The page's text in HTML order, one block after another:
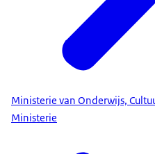
Ministerie van Onderwijs,
Ministerie